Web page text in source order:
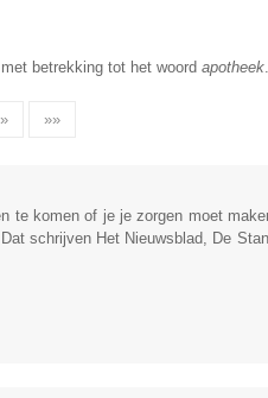
betrekking tot het woord apotheek.
» »»
te komen of je je zorgen moet
schrijven Het Nieuwsblad, De